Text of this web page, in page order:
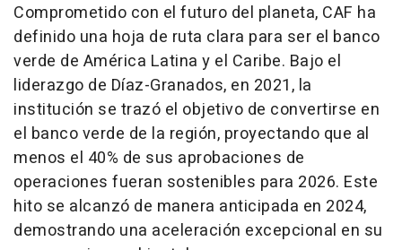
Comprometido con el futuro del planeta, CAF ha
definido una hoja de ruta clara para ser el banco
verde de América Latina y el Caribe. Bajo el
liderazgo de Díaz-Granados, en 2021, la
institución se trazó el objetivo de convertirse en
el banco verde de la región, proyectando que al
menos el 40% de sus aprobaciones de
operaciones fueran sostenibles para 2026. Este
hito se alcanzó de manera anticipada en 2024,
demostrando una aceleración excepcional en su